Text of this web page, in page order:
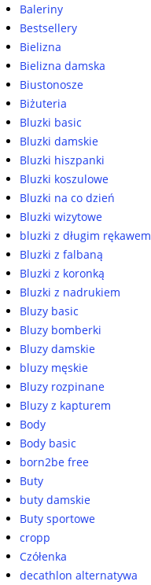
Baleriny
Bestsellery
Bielizna
Bielizna damska
Biustonosze
Biżuteria
Bluzki basic
Bluzki damskie
Bluzki hiszpanki
Bluzki koszulowe
Bluzki na co dzień
Bluzki wizytowe
bluzki z długim rękawem
Bluzki z falbaną
Bluzki z koronką
Bluzki z nadrukiem
Bluzy basic
Bluzy bomberki
Bluzy damskie
bluzy męskie
Bluzy rozpinane
Bluzy z kapturem
Body
Body basic
born2be free
Buty
buty damskie
Buty sportowe
cropp
Czółenka
decathlon alternatywa